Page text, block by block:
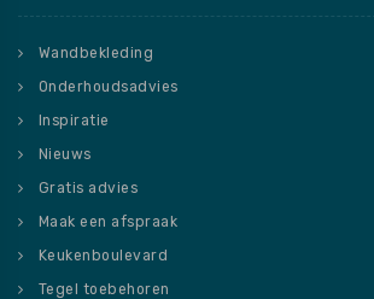
Wandbekleding
Onderhoudsadvies
Inspiratie
Nieuws
Gratis advies
Maak een afspraak
Keukenboulevard
Tegel toebehoren